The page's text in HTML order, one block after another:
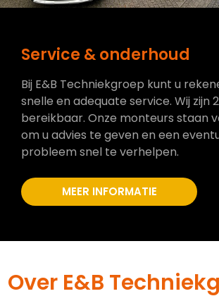
Service & onderhoud
Bij E&B Techniekgroep kunt u
snelle en adequate service. Wij zijn
bereikbaar. Onze monteurs staan
om u advies te geven en een
probleem snel te verhelpen.
MEER INFORMATIE
Over E&B